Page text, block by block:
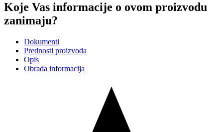
Koje Vas informacije o ovom proizvodu
zanimaju?
Dokumenti
Prednosti proizvoda
Opis
Obrada informacija